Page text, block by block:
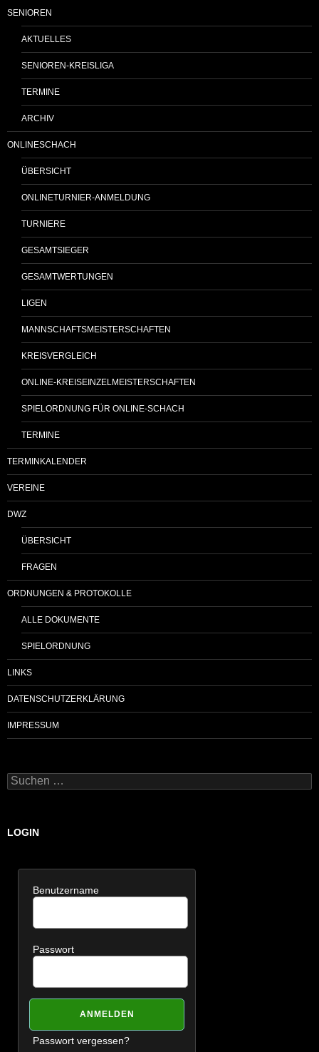
SENIOREN
AKTUELLES
SENIOREN-KREISLIGA
TERMINE
ARCHIV
ONLINESCHACH
ÜBERSICHT
ONLINETURNIER-ANMELDUNG
TURNIERE
GESAMTSIEGER
GESAMTWERTUNGEN
LIGEN
MANNSCHAFTSMEISTERSCHAFTEN
KREISVERGLEICH
ONLINE-KREISEINZELMEISTERSCHAFTEN
SPIELORDNUNG FÜR ONLINE-SCHACH
TERMINE
TERMINKALENDER
VEREINE
DWZ
ÜBERSICHT
FRAGEN
ORDNUNGEN & PROTOKOLLE
ALLE DOKUMENTE
SPIELORDNUNG
LINKS
DATENSCHUTZERKLÄRUNG
IMPRESSUM
Suchen
nach:
LOGIN
Benutzername
Passwort
Passwort vergessen?